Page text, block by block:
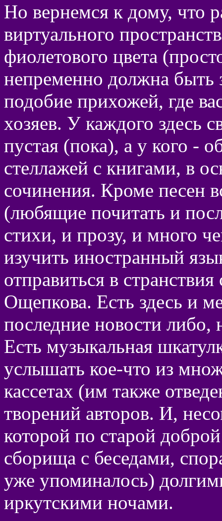
Но вернемся к дому, что
виртуального
фиолетового цвета
непременно должна быть
подобие прихожей, где
хозяев. У каждого здесь
пустая (пока), а у кого -
стеллажей с книгами, в
сочинения. Кроме песен
(любящие почитать и
стихи, и прозу, и много
изучить иностранный
отправиться в
Ощепкова. Есть здесь и
последние новости либо,
Есть музыкальная
услышать кое-что из
кассетах (им также
творений авторов. И,
которой по старой
сборища с беседами,
уже упоминалось)
иркутскими ночами.